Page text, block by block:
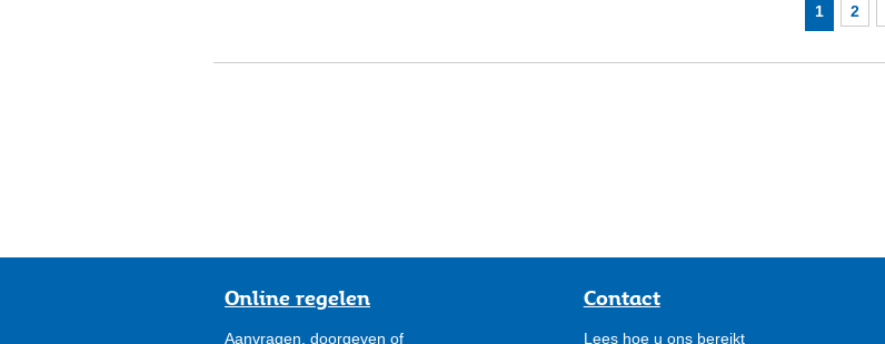
1 2
Online regelen
Aanvragen, doorgeven of
Contact
Lees hoe u ons bereikt